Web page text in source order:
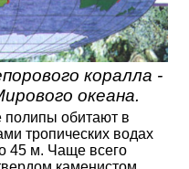
коралла -
океана.
обитают в
тропических водах
45 м. Чаще всего